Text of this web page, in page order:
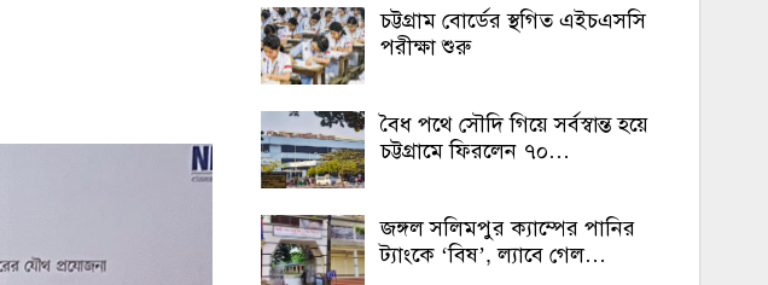
চট্টগ্রাম বোর্ডের স্থগিত এইচএসসি
পরীক্ষা শুরু
বৈধ পথে সৌদি গিয়ে সর্বস্বান্ত হয়ে
চট্টগ্রামে ফিরলেন ৭০…
জঙ্গল সলিমপুর ক্যাম্পের পানির
ট্যাংকে ‘বিষ’, ল্যাবে গেল…